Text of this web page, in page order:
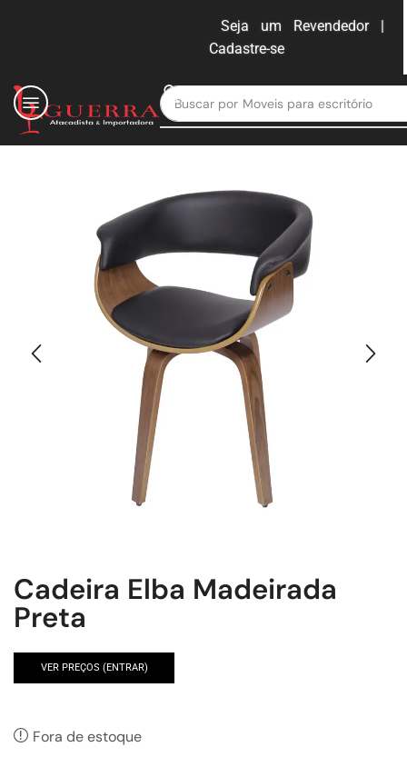
Seja um Revendedor |
Cadastre-se
Buscar por Moveis para escritório
Cadeira Elba Madeirada
Preta
VER PREÇOS (ENTRAR)
Fora de estoque